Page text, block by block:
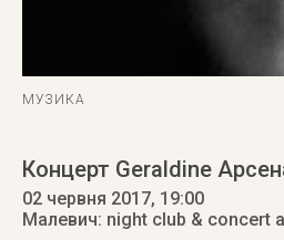
МУЗИКА
Концерт Geraldine
02 червня 2017, 19:00
Малевич: night club & concert